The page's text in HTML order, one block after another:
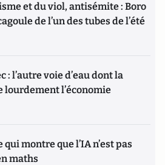
et du viol, antisémite : Boro
de l’un des tubes de l’été
: l’autre voie d’eau dont la
l’économie
montre que l’IA n’est pas
maths